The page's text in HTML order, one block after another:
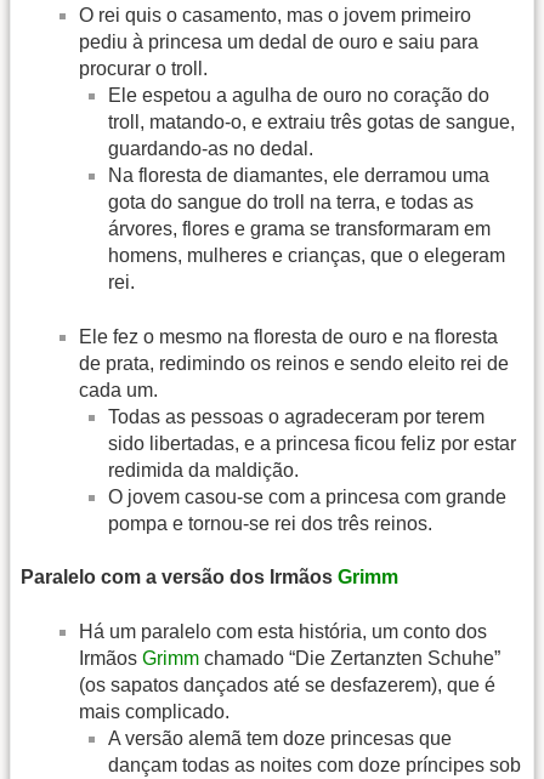
O rei quis o casamento, mas o jovem primeiro
pediu à princesa um dedal de ouro e saiu para
procurar o troll.
Ele espetou a agulha de ouro no coração do
troll, matando-o, e extraiu três gotas de sangue,
guardando-as no dedal.
Na floresta de diamantes, ele derramou uma
gota do sangue do troll na terra, e todas as
árvores, flores e grama se transformaram em
homens, mulheres e crianças, que o elegeram
rei.
Ele fez o mesmo na floresta de ouro e na floresta
de prata, redimindo os reinos e sendo eleito rei de
cada um.
Todas as pessoas o agradeceram por terem
sido libertadas, e a princesa ficou feliz por estar
redimida da maldição.
O jovem casou-se com a princesa com grande
pompa e tornou-se rei dos três reinos.
Paralelo com a versão dos Irmãos Grimm
Há um paralelo com esta história, um conto dos
Irmãos Grimm chamado “Die Zertanzten Schuhe”
(os sapatos dançados até se desfazerem), que é
mais complicado.
A versão alemã tem doze princesas que
dançam todas as noites com doze príncipes sob